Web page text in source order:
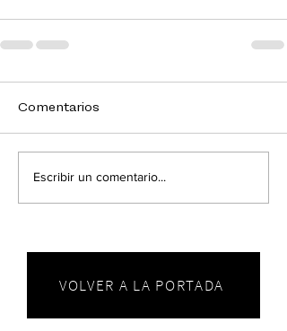
Comentarios
Escribir un comentario...
VOLVER A LA PORTADA